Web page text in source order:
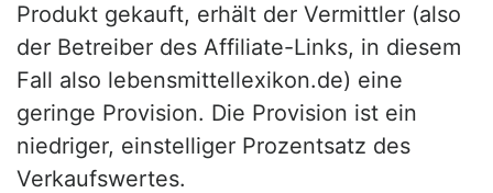
Produkt gekauft, erhält der Vermittler (also
der Betreiber des Affiliate-Links, in diesem
Fall also lebensmittellexikon.de) eine
geringe Provision. Die Provision ist ein
niedriger, einstelliger Prozentsatz des
Verkaufswertes.